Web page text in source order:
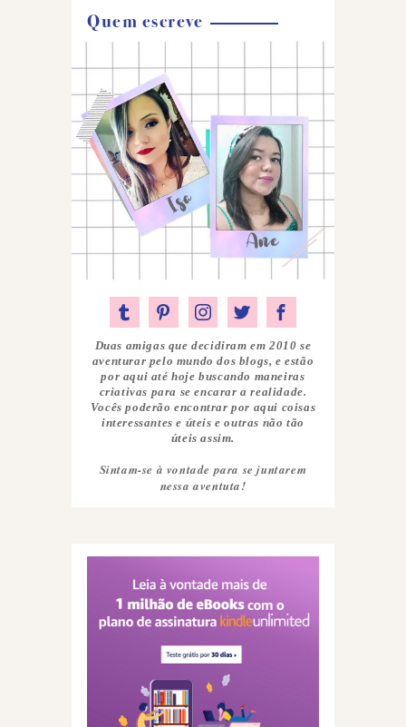
Quem escreve
Duas amigas que decidiram em 2010 se
aventurar pelo mundo dos blogs, e estão
por aqui até hoje buscando maneiras
criativas para se encarar a realidade.
Vocês poderão encontrar por aqui coisas
interessantes e úteis e outras não tão
úteis assim.
Sintam-se à vontade para se juntarem
nessa aventuta!